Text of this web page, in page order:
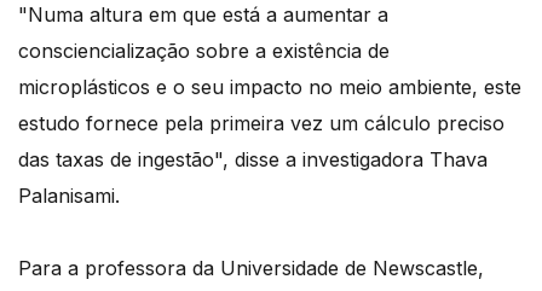
"Numa altura em que está a aumentar a
consciencialização sobre a existência de
microplásticos e o seu impacto no meio ambiente, este
estudo fornece pela primeira vez um cálculo preciso
das taxas de ingestão", disse a investigadora Thava
Palanisami.
Para a professora da Universidade de Newscastle,